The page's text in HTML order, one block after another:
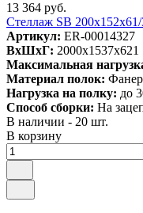
13 364 руб.
Стеллаж SB
Артикул: ER-00014327
ВxШxГ: 2000x1537x621
Максимальная
Материал полок:
Нагрузка на полку: до
Способ сборки: На
В наличии - 20 шт.
В корзину